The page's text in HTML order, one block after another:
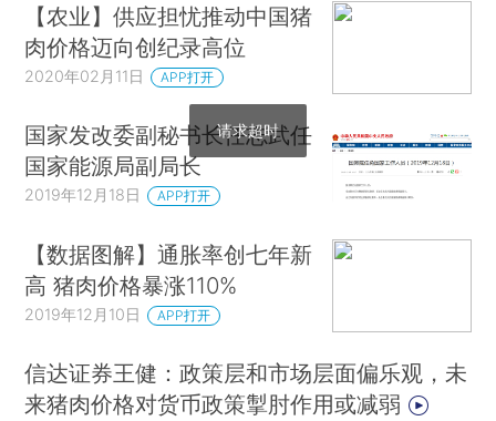
【农业】供应担忧推动中国猪
肉价格迈向创纪录高位
2020年02月11日 APP打开
国家发改委副秘书长任志武任
国家能源局副局长
2019年12月18日 APP打开
【数据图解】通胀率创七年新
高 猪肉价格暴涨110%
2019年12月10日 APP打开
信达证券王健：政策层和市场层面偏乐观，未
来猪肉价格对货币政策掣肘作用或减弱
请求超时